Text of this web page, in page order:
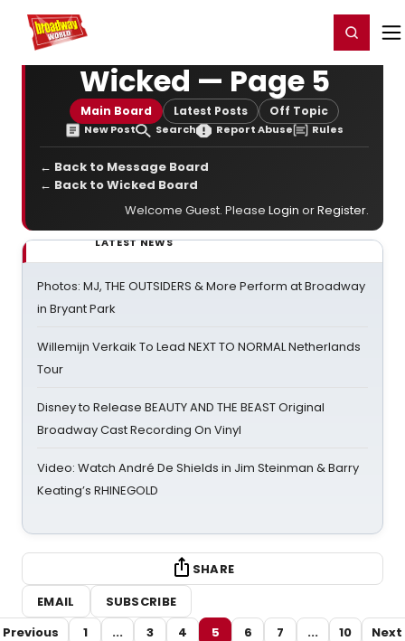
Home For You Register/Login
Wicked — Page 5
Main Board Latest Posts Off Topic
New Post Search Report Abuse Rules
← Back to Message Board
← Back to Wicked Board
Welcome Guest. Please Login orRegister.
LATEST NEWS
Photos: MJ, THE OUTSIDERS & More Perform at Broadway
in Bryant Park
Willemijn Verkaik To Lead NEXT TO NORMAL Netherlands
Tour
Disney to Release BEAUTY AND THE BEAST Original
Broadway Cast Recording On Vinyl
Video: Watch André De Shields in Jim Steinman & Barry
Keating’s RHINEGOLD
SHARE
EMAIL
SUBSCRIBE
Previous
1 ... 3 4 5 6 7 ... 10 Next